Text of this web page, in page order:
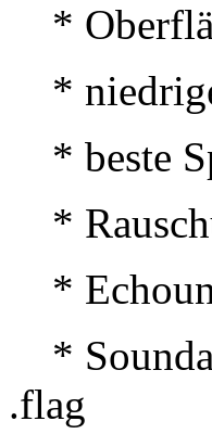
*
*
* beste
*
*
*
.flag